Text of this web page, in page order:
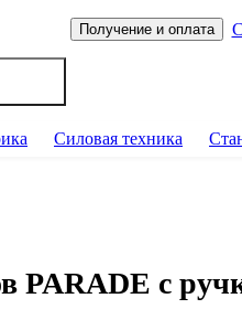
Получение и оплата
Силовая техника
с